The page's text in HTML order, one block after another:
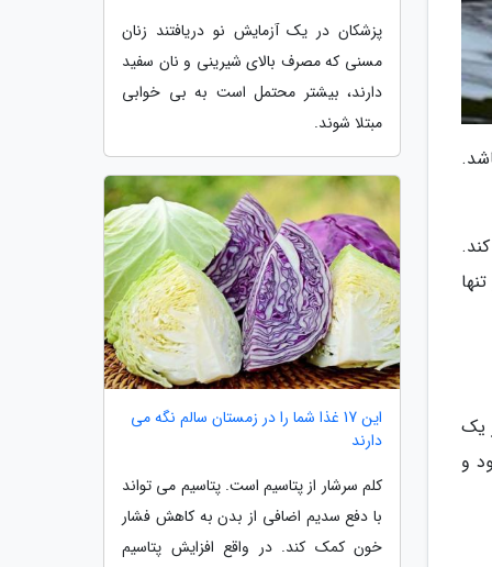
یک
و
پزشکان در یک آزمایش نو دریافتند زنان
مسنی که مصرف بالای شیرینی و نان سفید
دارند، بیشتر محتمل است به بی خوابی
مبتلا شوند.
این 17 غذا شما را در زمستان سالم نگه می
دارند
کلم سرشار از پتاسیم است. پتاسیم می تواند
با دفع سدیم اضافی از بدن به کاهش فشار
خون کمک کند. در واقع افزایش پتاسیم